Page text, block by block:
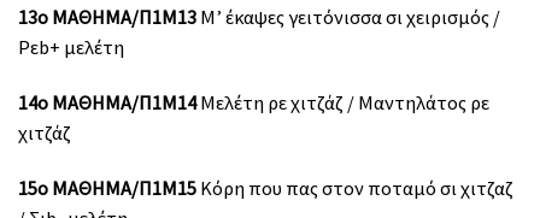
13ο ΜΑΘΗΜΑ/Π1Μ13 Μ’ έκαψες γειτόνισσα σι χειρισμός /
Ρεb+ μελέτη
14ο ΜΑΘΗΜΑ/Π1Μ14Μελέτη ρε χιτζάζ / Μαντηλάτος ρε
χιτζάζ
15ο ΜΑΘΗΜΑ/Π1Μ15 Κόρη που πας στον ποταμό σι χιτζαζ